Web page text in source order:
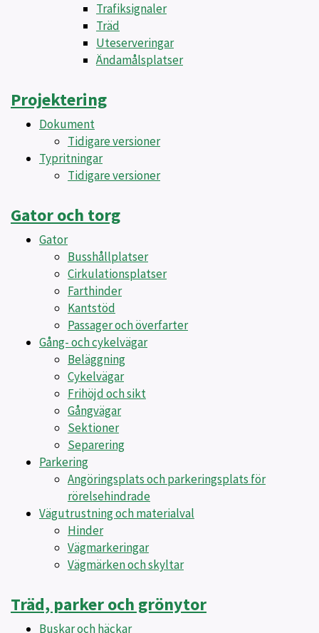
Trafiksignaler
Träd
Uteserveringar
Ändamålsplatser
Projektering
Dokument
Tidigare versioner
Typritningar
Tidigare versioner
Gator och torg
Gator
Busshållplatser
Cirkulationsplatser
Farthinder
Kantstöd
Passager och överfarter
Gång- och cykelvägar
Beläggning
Cykelvägar
Frihöjd och sikt
Gångvägar
Sektioner
Separering
Parkering
Angöringsplats och parkeringsplats för
rörelsehindrade
Vägutrustning och materialval
Hinder
Vägmarkeringar
Vägmärken och skyltar
Träd, parker och grönytor
Buskar och häckar